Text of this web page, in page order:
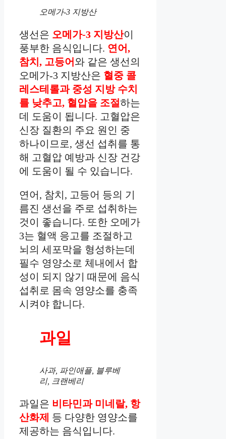
오메가-3 지방산
생선은 오메가-3 지방산이
풍부한 음식입니다. 연어,
참치, 고등어와 같은 생선의
오메가-3 지방산은 혈중 콜
레스테롤과 중성 지방 수치
를 낮추고, 혈압을 조절하는
데 도움이 됩니다. 고혈압은
신장 질환의 주요 원인 중
하나이므로, 생선 섭취를 통
해 고혈압 예방과 신장 건강
에 도움이 될 수 있습니다.
연어, 참치, 고등어 등의 기
름진 생선을 주로 섭취하는
것이 좋습니다. 또한 오메가
3는 혈액 응고를 조절하고
뇌의 세포막을 형성하는데
필수 영양소로 체내에서 합
성이 되지 않기 때문에 음식
섭취로 몸속 영양소를 충족
시켜야 합니다.
과일
사과, 파인애플, 블루베
리, 크랜베리
과일은 비타민과 미네랄, 항
산화제 등 다양한 영양소를
제공하는 음식입니다.